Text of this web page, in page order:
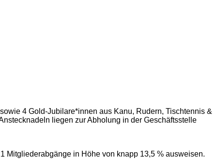
4 Gold-Jubilare*innen aus Kanu, Rudern, Tischtennis &
liegen zur Abholung in der Geschäftsstelle
Mitgliederabgänge in Höhe von knapp 13,5 % ausweisen.